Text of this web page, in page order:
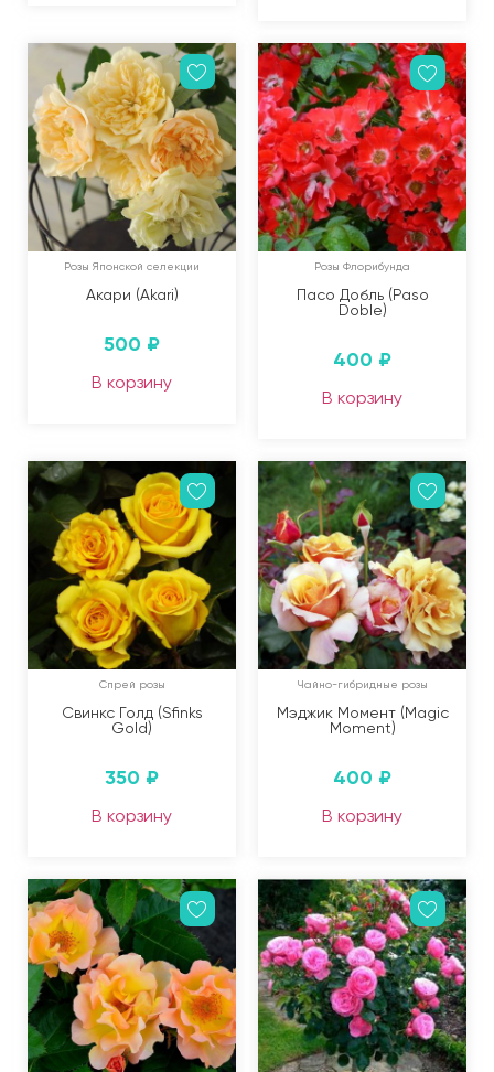
Розы Японской селекции
Акари (Akari)
500 ₽
В корзину
Розы Флорибунда
Пасо Добль (Paso
Doble)
400 ₽
В корзину
Спрей розы
Свинкс Голд (Sfinks
Gold)
350 ₽
В корзину
Чайно-гибридные розы
Мэджик Момент (Magic
Moment)
400 ₽
В корзину